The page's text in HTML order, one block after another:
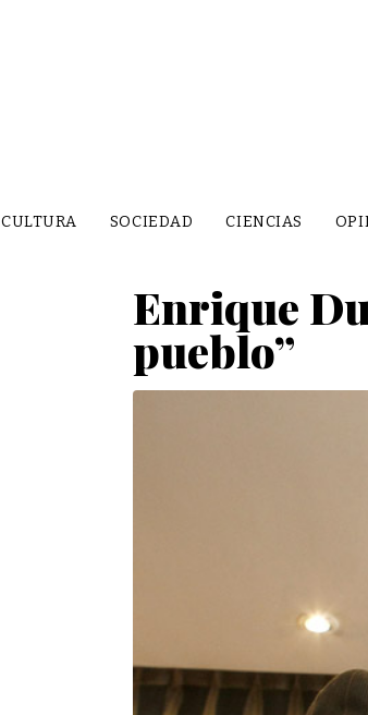
CULTURA SOCIEDAD CIENCIAS
Enrique
pueblo”